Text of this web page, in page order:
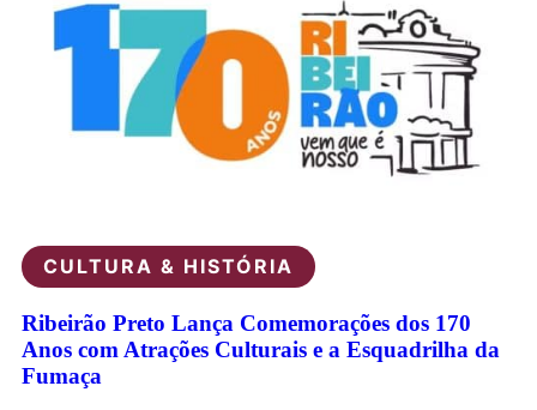
CULTURA & HISTÓRIA
Ribeirão Preto Lança Comemorações dos 170
Anos com Atrações Culturais e a Esquadrilha da
Fumaça